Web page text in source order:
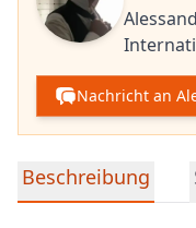
Nachricht an
Detaillierte
Beschreibung